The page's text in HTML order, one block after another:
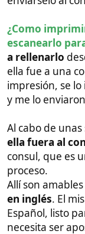
previa como en
FOREIGN AFFAIRS
La cita para el
https://
La cita para la
https://
menos una
El Cenomar
Cuando tu novia
copias
de la apostilla que
de esto (contacto,